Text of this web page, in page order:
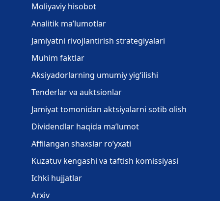
Moliyaviy hisobot
Analitik ma’lumotlar
Jamiyatni rivojlantirish strategiyalari
Muhim faktlar
Aksiyadorlarning umumiy yig‘ilishi
Tenderlar va auktsionlar
Jamiyat tomonidan aktsiyalarni sotib olish
Dividendlar haqida ma’lumot
Affilangan shaxslar ro’yxati
Kuzatuv kengashi va taftish komissiyasi
Ichki hujjatlar
Arxiv